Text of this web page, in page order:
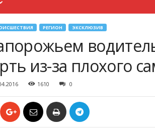
РЕГИОН ЭКСКЛЮЗИВ
из-за плохого
1610 0